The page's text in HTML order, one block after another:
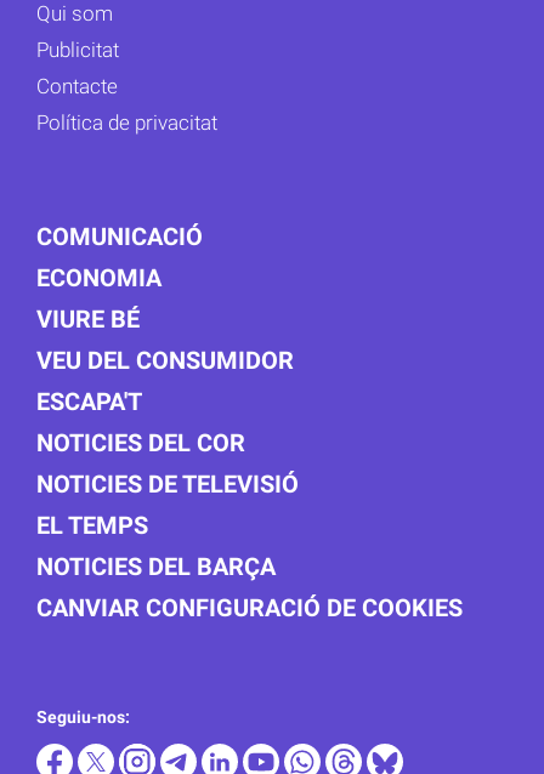
Qui som
Publicitat
Contacte
Política de privacitat
COMUNICACIÓ
ECONOMIA
VIURE BÉ
VEU DEL CONSUMIDOR
ESCAPA'T
NOTICIES DEL COR
NOTICIES DE TELEVISIÓ
EL TEMPS
NOTICIES DEL BARÇA
CANVIAR CONFIGURACIÓ DE COOKIES
Seguiu-nos: